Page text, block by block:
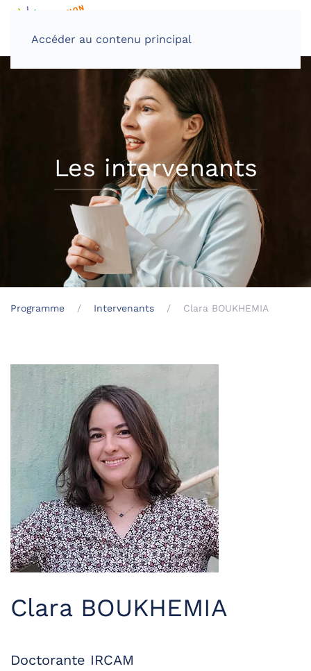
Accéder au contenu principal
Les intervenants
Programme Intervenants Clara BOUKHEMIA
Clara BOUKHEMIA
Doctorante IRCAM